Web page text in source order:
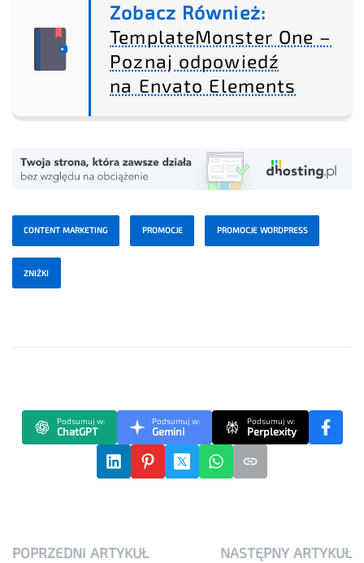
Zobacz Również:
TemplateMonster One –
Poznaj odpowiedź
na Envato Elements
CONTENT MARKETING PROMOCJE PROMOCJE WORDPRESS
ZNIŻKI
Podsumuj w:
ChatGPT
Podsumuj w:
Gemini
Podsumuj w:
Perplexity
POPRZEDNI ARTYKUŁ NASTĘPNY ARTYKUŁ